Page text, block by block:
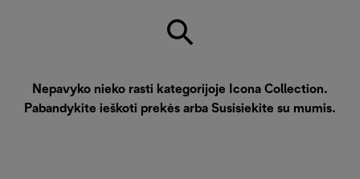
Nepavyko nieko rasti kategorijoje Icona Collection.
Pabandykite ieškoti prekės arba Susisiekite su mumis.